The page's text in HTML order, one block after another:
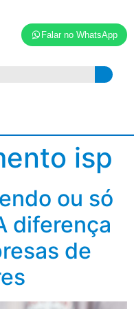
Falar no WhatsApp
isp
ou só
diferença
de